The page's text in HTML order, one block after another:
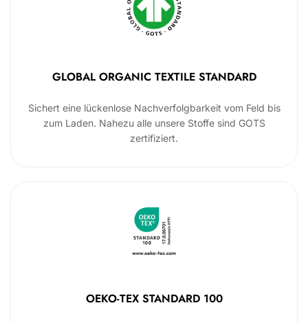
GLOBAL ORGANIC TEXTILE STANDARD
Sichert eine lückenlose Nachverfolgbarkeit vom Feld bis
zum Laden. Nahezu alle unsere Stoffe sind GOTS
zertifiziert.
OEKO-TEX STANDARD 100